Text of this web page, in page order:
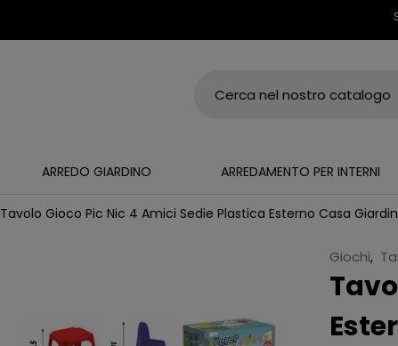
ARREDO GIARDINO ARREDAMENTO PER INTERNI
Tavolo Gioco Pic Nic 4 Amici Sedie Plastica Esterno Casa
Giochi,